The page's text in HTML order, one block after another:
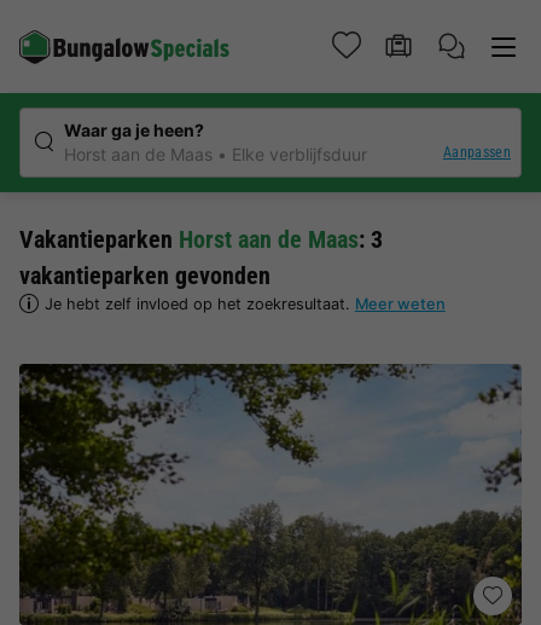
Waar ga je heen?
Horst aan de Maas
Elke verblijfsduur Aanpassen
Vakantieparken Horst aan de Maas: 3
vakantieparken gevonden
Je hebt zelf invloed op het zoekresultaat. Meer weten